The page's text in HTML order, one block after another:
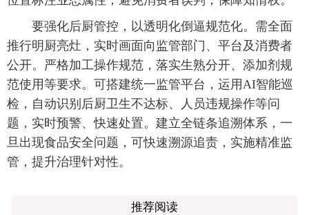
要强化后厨管控，以透明化倒逼规范化。需全面
推行明厨亮灶，实时画面向监管部门、平台及消费者
公开。严格加工操作规范，落实生熟分开、添加剂规
范使用等要求。可搭建统一监管平台，运用AI智能巡
检，自动识别后厨卫生不达标、人员违规操作等问
题，实时预警、快速处置。建立全链条追溯体系，一
旦出现食品安全问题，可快速溯源追责，实施精准监
管，提升治理针对性。
推荐阅读